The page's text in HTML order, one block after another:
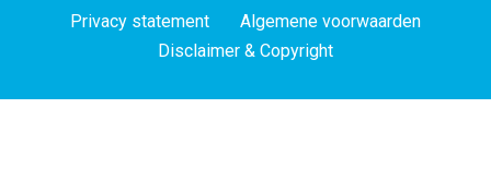
Privacy statement
Algemene voorwaarden
Disclaimer & Copyright